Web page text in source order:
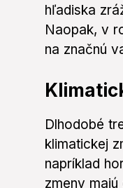
hľadiska
Naopak, v
na značnú
Dlhodobé
klimatickej
napríklad
zmeny